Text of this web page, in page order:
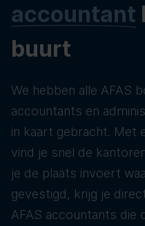
accountant
buurt
We hebben alle AFAS
accountants en
in kaart gebracht. Met
vind je snel de
je de plaats invoert
gevestigd, krijg je
AFAS accountants die